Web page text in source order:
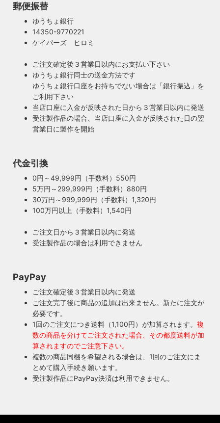
もしもの時も安心・製作担当者が修理を行いま
ご購入頂いた照明がもしも故障した場合は、すぐに当店にご
連絡ください！ハンドメイド照明やアンティーク照明は修理
人が責任をもって修理にあたります。造ったりカスタムした
本人だからこそ分かる不具合を見逃しません。
100年近く前のソケットも復活・特殊な絶縁体
ト。何十年、時には100年近く前のソケットシェルを使うこ
ともあります。ところが100年近く前のソケットに使われて
いたインシュレーター（絶縁体）はご覧の通り炭化してボロ
ボロに。当店では専門機関に依頼し、特殊カーボンを使いオ
リジナルのインシュレーターを製造しました。これで100年
近く前のソケットも安心してお使い頂けます。
郵便振替
ゆうちょ銀行
14350-9770221
ケイパーズ ヒロミ
ご注文確定後３営業日以内にお支払い下さい
ゆうちょ銀行同士の送金方法です
ゆうちょ銀行口座をお持ちでない場合は「銀行振込」を
ご利用下さい
当店口座に入金が反映された日から３営業日以内に発送
受注製作品の場合、当店口座に入金が反映された日の翌
営業日に製作を開始
代金引換
0円～49,999円（手数料）550円
5万円～299,999円（手数料）880円
30万円～999,999円（手数料）1,320円
100万円以上（手数料）1,540円
ご注文日から３営業日以内に発送
受注製作品の場合は利用できません
PayPay
ご注文確定後３営業日以内に発送
ご注文完了後に商品の追加は出来ません。新たに注文が
必要です。
1回のご注文につき送料（1,100円）が加算されます。 複
数の商品を分けてご注文された場合、その都度送料が加
算されますのでご注意下さい。
複数の商品同梱を希望される場合は、1回のご注文にま
とめて購入手続き願います。
受注製作品にPayPay決済は利用できません。